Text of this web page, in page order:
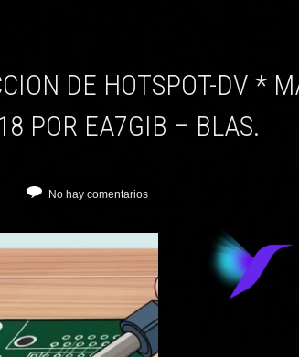
POR EA7GIB – BLAS.
No hay comentarios